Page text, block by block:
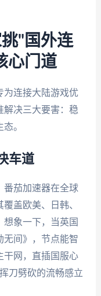
"国外连
心门道
为连接大陆游戏优
解决三大要害：稳
。
车道
番茄加速器在全球
盖欧美、日韩、
象一下，当英国
无间》，节点能智
干网，直插国服心
刀劈砍的流畅感立